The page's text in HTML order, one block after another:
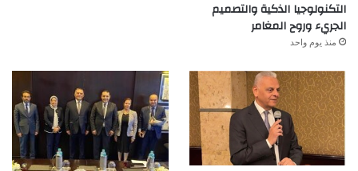
التكنولوجيا الذكية والتصميم
الجريء وروح المغامر
منذ يوم واحد